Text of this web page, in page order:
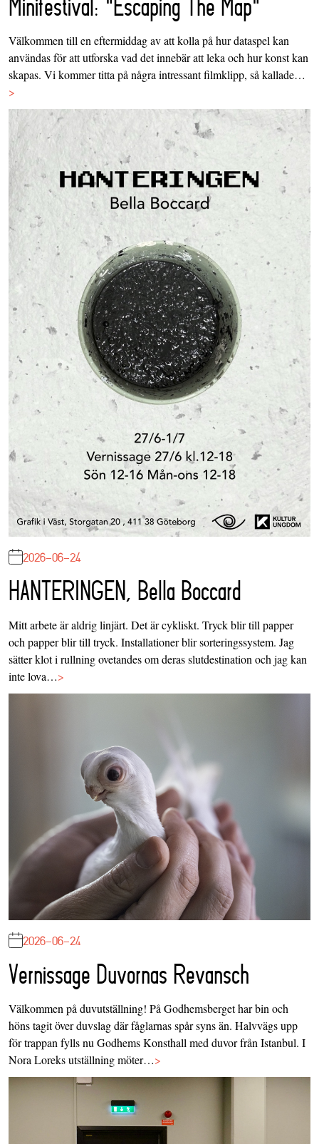
Minifestival: "Escaping The Map"
Välkommen till en eftermiddag av att kolla på hur dataspel kan
användas för att utforska vad det innebär att leka och hur konst kan
skapas. Vi kommer titta på några intressant filmklipp, så kallade…
>
2026-06-24
HANTERINGEN, Bella Boccard
Mitt arbete är aldrig linjärt. Det är cykliskt. Tryck blir till papper
och papper blir till tryck. Installationer blir sorteringssystem. Jag
sätter klot i rullning ovetandes om deras slutdestination och jag kan
inte lova…>
2026-06-24
Vernissage Duvornas Revansch
Välkommen på duvutställning! På Godhemsberget har bin och
höns tagit över duvslag där fåglarnas spår syns än. Halvvägs upp
för trappan fylls nu Godhems Konsthall med duvor från Istanbul. I
Nora Loreks utställning möter…>